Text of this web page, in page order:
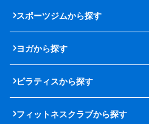
スポーツジムから探す
ヨガから探す
ピラティスから探す
フィットネスクラブから探す